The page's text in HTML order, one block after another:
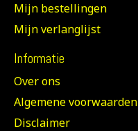
Mijn bestellingen
Mijn verlanglijst
Informatie
Over ons
Algemene voorwaarden
Disclaimer